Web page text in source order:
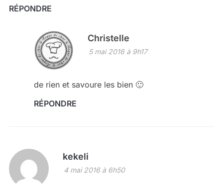
RÉPONDRE
Christelle
5 mai 2016 à 9h17
de rien et savoure les bien 🙂
RÉPONDRE
kekeli
4 mai 2016 à 6h50